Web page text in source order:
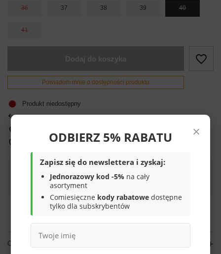
36 37 38 39 40
41
Powiadom mnie o dostępności produktu
Produkt niedostępny
Bezpieczne zakupy
Darmowa dostawa do paczkomatu lub punktu
Smile - dostawy ze sklepów internetowych przy zamówieniu od
Więcej informacji.
OPIS
×
ODBIERZ 5% RABATU
Zapisz się do newslettera i zyskaj:
Jednorazowy kod -5% na cały
asortyment
Comiesięczne kody rabatowe dostępne
tylko dla subskrybentów